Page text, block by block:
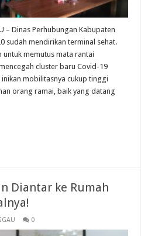
– Dinas Perhubungan Kabupaten
sudah mendirikan terminal sehat.
memutus mata rantai
cluster baru Covid-19
mobilitasnya cukup tinggi
orang ramai, baik yang datang
Diantar ke Rumah
0